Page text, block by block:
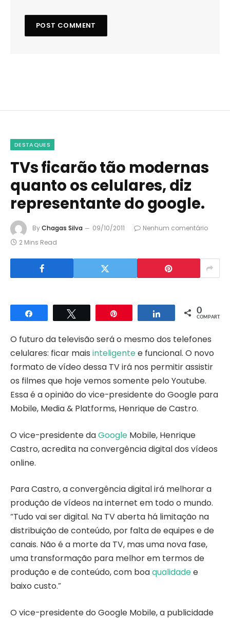
DESTAQUES
TVs ficarão tão modernas
quanto os celulares, diz
representante do google.
ByChagas Silva 09/10/2011
Nenhum comentário
2 Mins Read
Compartilhar Compartilhar
0
COMPART.
O futuro da televisão será o mesmo dos telefones
celulares: ficar mais inteligentee funcional. O novo
formato de vídeo dessa TV irá nos permitir assistir
os filmes que hoje vemos somente pelo Youtube.
Essa é a opinião do vice-presidente do Google para
Mobile, Media & Platforms, Henrique de Castro.
O vice-presidente daGoogle Mobile, Henrique
Castro, acredita na convergência digital dos vídeos
online.
Para Castro, a convergência digital irá melhorar a
produção de vídeos na internet em todo o mundo.
“Tudo vai ser digital. Na TV aberta há limitação na
distribuição de conteúdo, por falta de equipes e de
canais. Não é a morte da TV, mas uma nova fase,
uma transformação para melhor em termos de
produção e de conteúdo, com boaqualidadee
baixo custo.”
O vice-presidente do Google Mobile, a publicidade